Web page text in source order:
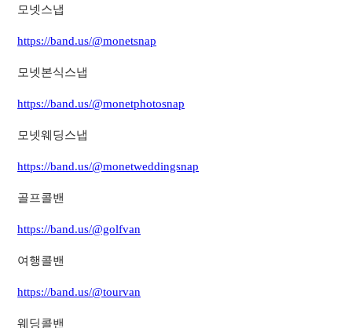
모넷스냅
https://band.us/@monetsnap
모넷본식스냅
https://band.us/@monetphotosnap
모넷웨딩스냅
https://band.us/@monetweddingsnap
골프콜밴
https://band.us/@golfvan
여행콜밴
https://band.us/@tourvan
웨딩콜밴